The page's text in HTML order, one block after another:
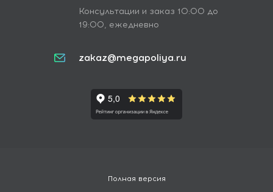
Консультации и заказ 10:00 до
19:00, ежедневно
zakaz@megapoliya.ru
Полная версия